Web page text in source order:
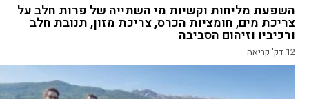
השפעת מליחות וקשיות מי השתייה של פרות חלב על
צריכת מים, חומציות הכרס, צריכת מזון, תנובת חלב
ורכיביו וזיהום הסביבה
12 דק' קריאה